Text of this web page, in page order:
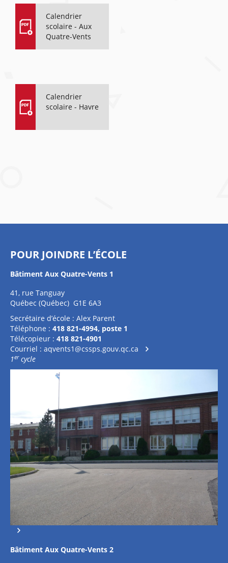
Calendrier
scolaire - Aux
Quatre-Vents
Calendrier
scolaire - Havre
POUR JOINDRE L’ÉCOLE
Bâtiment Aux Quatre-Vents 1
41, rue Tanguay
Québec (Québec) G1E 6A3
Secrétaire d’école : Alex Parent
Téléphone : 418 821-4994, poste 1
Télécopieur : 418 821-4901
Courriel : aqvents1@cssps.gouv.qc.ca
1ercycle
Bâtiment Aux Quatre-Vents 2